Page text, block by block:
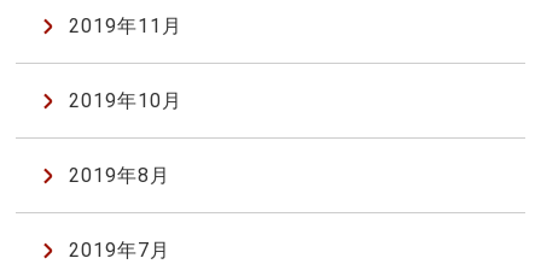
2019年11月
2019年10月
2019年8月
2019年7月